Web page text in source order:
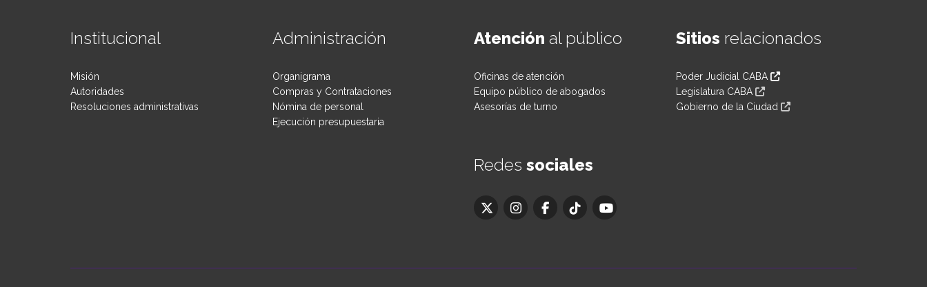
Institucional
Misión
Autoridades
Resoluciones administrativas
Administración
Organigrama
Compras y Contrataciones
Nómina de personal
Ejecución presupuestaria
Atención al público
Oficinas de atención
Equipo público de abogados
Asesorías de turno
Redes sociales
Sitios relacionados
Poder Judicial CABA
Legislatura CABA
Gobierno de la Ciudad